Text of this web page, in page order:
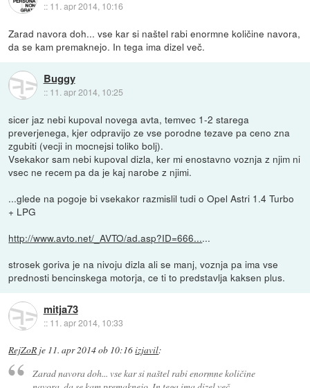
:: 11. apr 2014, 10:16
Zarad navora doh... vse kar si naštel rabi enormne količine navora,
da se kam premaknejo. In tega ima dizel več.
Buggy
:: 11. apr 2014, 10:25
sicer jaz nebi kupoval novega avta, temvec 1-2 starega
preverjenega, kjer odpravijo ze vse porodne tezave pa ceno zna
zgubiti (vecji in mocnejsi toliko bolj).
Vsekakor sam nebi kupoval dizla, ker mi enostavno voznja z njim ni
vsec ne recem pa da je kaj narobe z njimi.
...glede na pogoje bi vsekakor razmislil tudi o Opel Astri 1.4 Turbo
+ LPG
http://www.avto.net/_AVTO/ad.asp?ID=666......
strosek goriva je na nivoju dizla ali se manj, voznja pa ima vse
prednosti bencinskega motorja, ce ti to predstavlja kaksen plus.
mitja73
:: 11. apr 2014, 10:33
RejZoR je 11. apr 2014 ob 10:16izjavil:
Zarad navora doh... vse kar si naštel rabi enormne količine